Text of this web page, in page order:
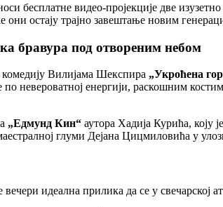
бесплатне видео-пројекције две
они остају трајно завештање новим
бравура под отвореним небом
комедију Вилијама Шекспира „Укроћена
по невероватној енергији, раскошним
„Едмунд Кин“ аутора Хадија Курића, коју
глуми Дејана Цицмиловића у
идеална прилика да се у свечарској